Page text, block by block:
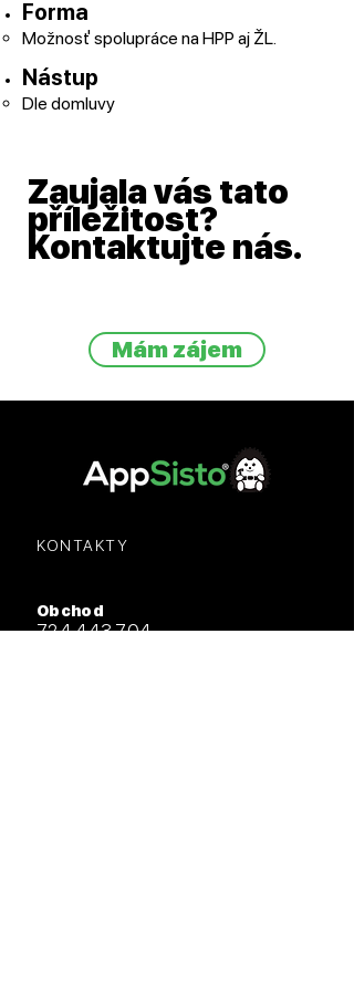
Forma
Možnosť spolupráce na HPP aj ŽL.
Nástup
Dle domluvy
Zaujala vás tato
příležitost?
Kontaktujte nás.
Mám zájem
KONTAKTY
Obchod
724 443 704